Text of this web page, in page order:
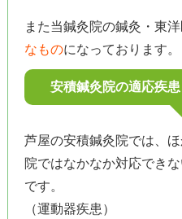
また当鍼灸院の鍼灸・東
なものになっております。
安積鍼灸院の適応疾患
芦屋の安積鍼灸院では、
院ではなかなか対応でき
です。
（運動器疾患）